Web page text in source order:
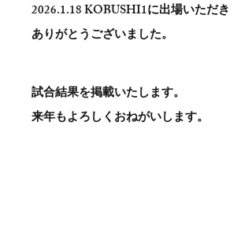
2026.1.18KOBUSHI1に出場いただき
ありがとう​ございました。
試合結果を掲載いたします。
​来年もよろしくおねがいします。